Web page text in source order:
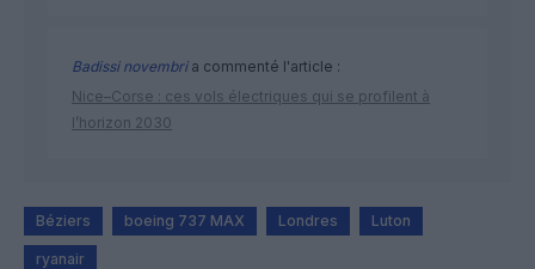
Badissi novembria commenté l'article :
Nice–Corse : ces vols électriques qui se profilent à
l’horizon 2030
Béziers boeing 737 MAX Londres Luton
ryanair